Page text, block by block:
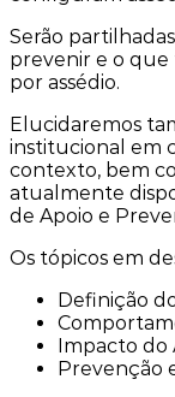
Serão
prevenir e o
por assédio.
Elucidaremos
institucional em
contexto, bem
atualmente
de Apoio e
Os tópicos em
Definição
Impacto do
Prevenção